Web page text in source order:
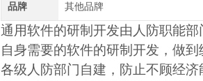
品牌 其他品牌
通用软件的研制开发由人防职能
自身需要的软件的研制开发，做
各级人防部门自建，防止不顾经